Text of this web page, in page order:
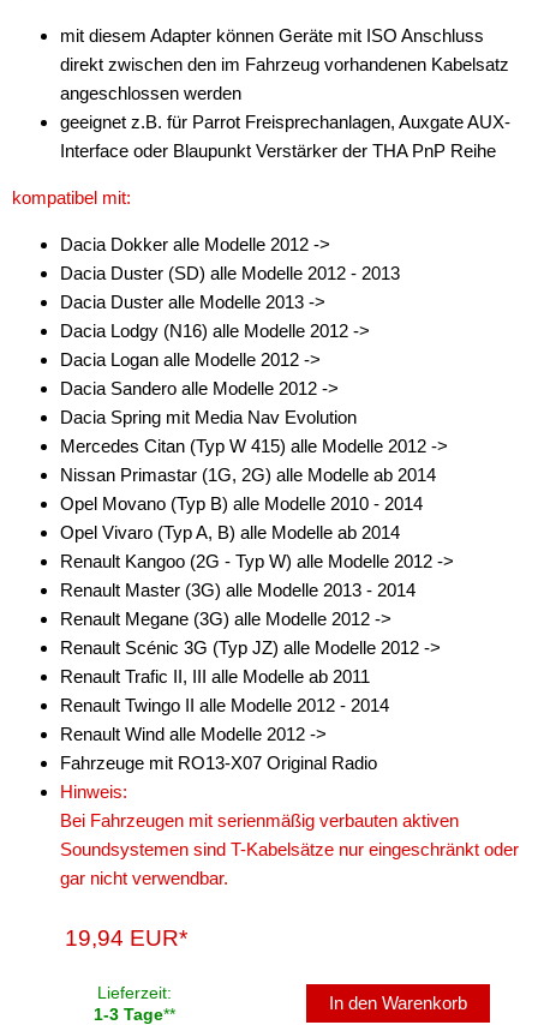
mit diesem Adapter können Geräte mit ISO Anschluss
direkt zwischen den im Fahrzeug vorhandenen Kabelsatz
angeschlossen werden
geeignet z.B. für Parrot Freisprechanlagen, Auxgate AUX-
Interface oder Blaupunkt Verstärker der THA PnP Reihe
kompatibel mit:
Dacia Dokker alle Modelle 2012 ->
Dacia Duster (SD) alle Modelle 2012 - 2013
Dacia Duster alle Modelle 2013 ->
Dacia Lodgy (N16) alle Modelle 2012 ->
Dacia Logan alle Modelle 2012 ->
Dacia Sandero alle Modelle 2012 ->
Dacia Spring mit Media Nav Evolution
Mercedes Citan (Typ W 415) alle Modelle 2012 ->
Nissan Primastar (1G, 2G) alle Modelle ab 2014
Opel Movano (Typ B) alle Modelle 2010 - 2014
Opel Vivaro (Typ A, B) alle Modelle ab 2014
Renault Kangoo (2G - Typ W) alle Modelle 2012 ->
Renault Master (3G) alle Modelle 2013 - 2014
Renault Megane (3G) alle Modelle 2012 ->
Renault Scénic 3G (Typ JZ) alle Modelle 2012 ->
Renault Trafic II, III alle Modelle ab 2011
Renault Twingo II alle Modelle 2012 - 2014
Renault Wind alle Modelle 2012 ->
Fahrzeuge mit RO13-X07 Original Radio
Hinweis:
Bei Fahrzeugen mit serienmäßig verbauten aktiven
Soundsystemen sind T-Kabelsätze nur eingeschränkt oder
gar nicht verwendbar.
19,94 EUR*
Lieferzeit:
1-3 Tage**
In den Warenkorb